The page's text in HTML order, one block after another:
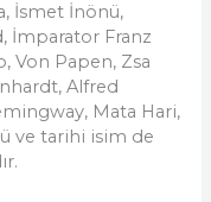
İsmet İnönü,
İmparator Franz
Von Papen, Zsa
Alfred
Mata Hari,
ve tarihi isim de